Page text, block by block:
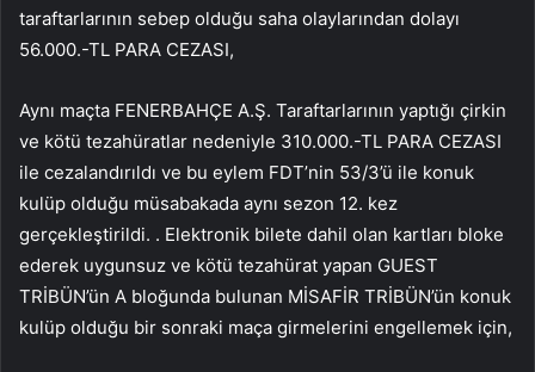
taraftarlarının sebep olduğu saha olaylarından dolayı
56.000.-TL PARA CEZASI,
Aynı maçta FENERBAHÇE A.Ş. Taraftarlarının yaptığı çirkin
ve kötü tezahüratlar nedeniyle 310.000.-TL PARA CEZASI
ile cezalandırıldı ve bu eylem FDT’nin 53/3’ü ile konuk
kulüp olduğu müsabakada aynı sezon 12. kez
gerçekleştirildi. . Elektronik bilete dahil olan kartları bloke
ederek uygunsuz ve kötü tezahürat yapan GUEST
TRİBÜN’ün A bloğunda bulunan MİSAFİR TRİBÜN’ün konuk
kulüp olduğu bir sonraki maça girmelerini engellemek için,